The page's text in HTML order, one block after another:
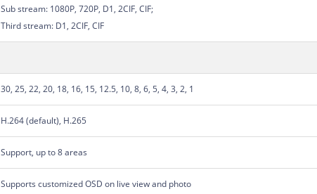
Sub stream: 1080P, 720P, D1, 2CIF, CIF;
Third stream: D1, 2CIF, CIF
30, 25, 22, 20, 18, 16, 15, 12.5, 10, 8, 6, 5, 4, 3, 2, 1
H.264 (default), H.265
Support, up to 8 areas
Supports customized OSD on live view and photo